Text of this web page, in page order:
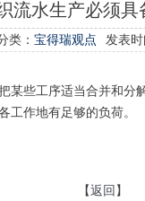
流水生产必须具
类： 宝得瑞观点 发表
某些工序适当合并和分
工作地有足够的负荷。
【返回 】